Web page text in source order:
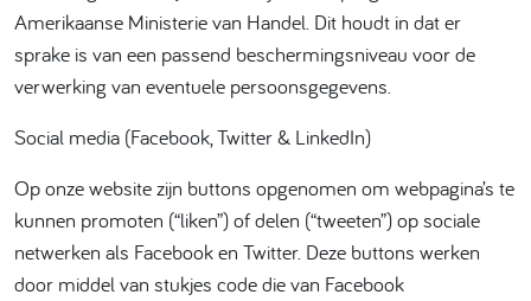
Amerikaanse Ministerie van Handel. Dit houdt in dat er
sprake is van een passend beschermingsniveau voor de
verwerking van eventuele persoonsgegevens.
Social media (Facebook, Twitter & LinkedIn)
Op onze website zijn buttons opgenomen om webpagina’s te
kunnen promoten (“liken”) of delen (“tweeten”) op sociale
netwerken als Facebook en Twitter. Deze buttons werken
door middel van stukjes code die van Facebook